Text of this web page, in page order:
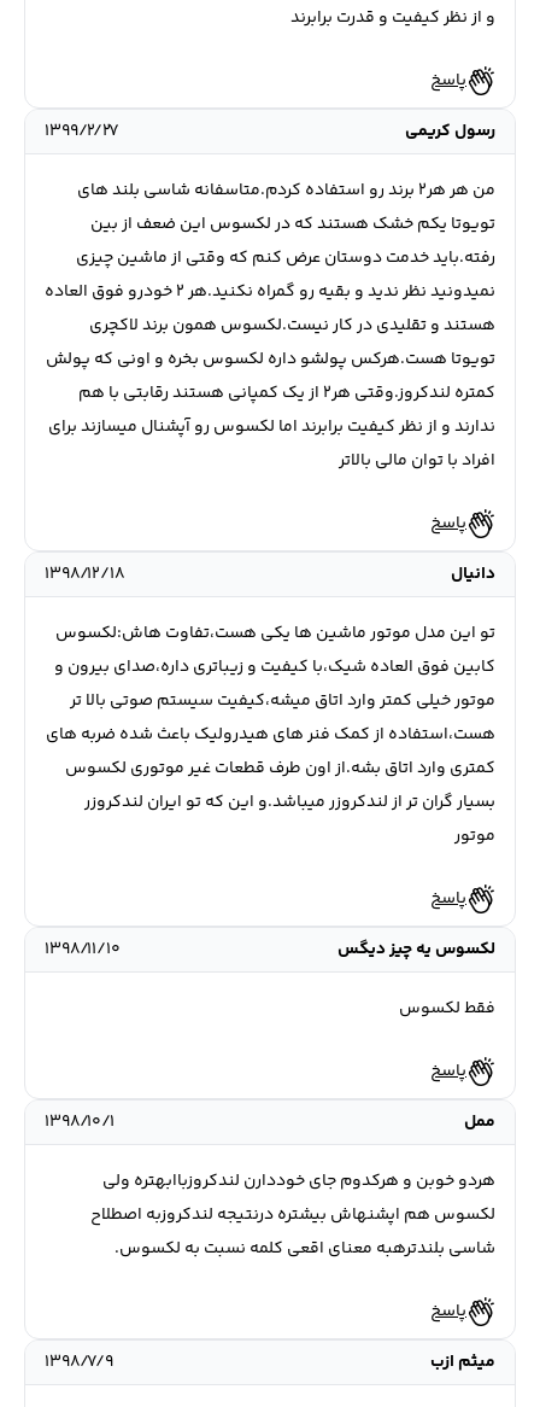
و از نظر کیفیت و قدرت برابرند
پاسخ
رسول کریمی
۱۳۹۹/۲/۲۷
من هر هر۲ برند رو استفاده کردم.متاسفانه شاسی بلند های
تویوتا یکم خشک هستند که در لکسوس این ضعف از بین
رفته.باید خدمت دوستان عرض کنم که وقتی از ماشین چیزی
نمیدونید نظر ندید و بقیه رو گمراه نکنید.هر ۲ خودرو فوق العاده
هستند و تقلیدی در کار نیست.لکسوس همون برند لاکچری
تویوتا هست.هرکس پولشو داره لکسوس بخره و اونی که پولش
کمتره لندکروز.وقتی هر۲ از یک کمپانی هستند رقابتی با هم
ندارند و از نظر کیفیت برابرند اما لکسوس رو آپشنال میسازند برای
افراد با توان مالی بالاتر
پاسخ
دانیال
۱۳۹۸/۱۲/۱۸
تو این مدل موتور ماشین ها یکی هست،تفاوت هاش:لکسوس
کابین فوق العاده شیک،با کیفیت و زیباتری داره،صدای بیرون و
موتور خیلی کمتر وارد اتاق میشه،کیفیت سیستم صوتی بالا تر
هست،استفاده از کمک فنر های هیدرولیک باعث شده ضربه های
کمتری وارد اتاق بشه.از اون طرف قطعات غیر موتوری لکسوس
بسیار گران تر از لندکروزر میباشد.و این که تو ایران لندکروزر
موتور
پاسخ
لكسوس يه چيز ديگس
۱۳۹۸/۱۱/۱۰
فقط لكسوس
پاسخ
ممل
۱۳۹۸/۱۰/۱
هردو خوبن و هرکدوم جای خوددارن لندکروزباابهتره ولی
لکسوس هم اپشنهاش بیشتره درنتیجه لندکروزبه اصطلاح
شاسی بلندترهبه معنای اقعی کلمه نسبت به لکسوس.
پاسخ
میثم ازب
۱۳۹۸/۷/۹